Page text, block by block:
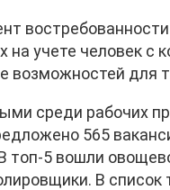
на учете человек с
возможностей для
среди рабочих
565
топ-5 вошли
В список